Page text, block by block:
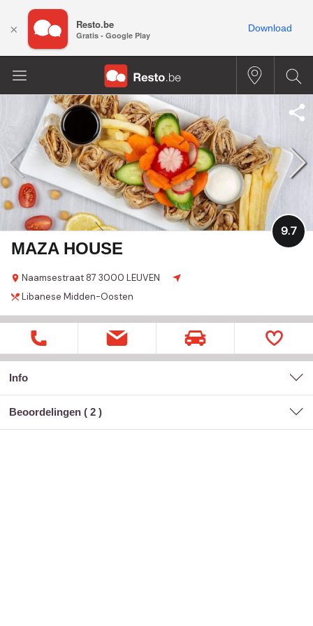
MAZA HOUSE
Naamsestraat87 3000 LEUVEN
9.7
Libanese Midden-Oosten
Info
Beoordelingen ( 2 )
× Resto.be
Gratis - Google Play
Download